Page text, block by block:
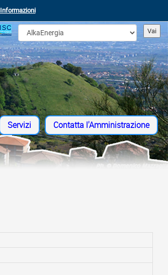
Informazioni
Servizi Contatta l'Amministrazione